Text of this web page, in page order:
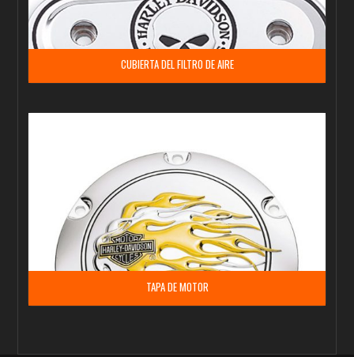
CUBIERTA DEL FILTRO DE AIRE
TAPA DE MOTOR